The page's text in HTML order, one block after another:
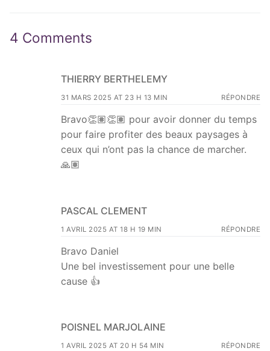
4 Comments
THIERRY BERTHELEMY
31 MARS 2025 AT 23 H 13 MIN RÉPONDRE
Bravo👏🏽👏🏽 pour avoir donner du temps
pour faire profiter des beaux paysages à
ceux qui n’ont pas la chance de marcher.
🙏🏽
PASCAL CLEMENT
1 AVRIL 2025 AT 18 H 19 MIN RÉPONDRE
Bravo Daniel
Une bel investissement pour une belle
cause 👍
POISNEL MARJOLAINE
1 AVRIL 2025 AT 20 H 54 MIN RÉPONDRE